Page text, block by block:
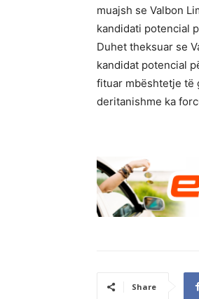
muajsh se Valbon
kandidati potencial
Duhet theksuar se
kandidat potencial
fituar mbështetje të
deritanishme ka
Share